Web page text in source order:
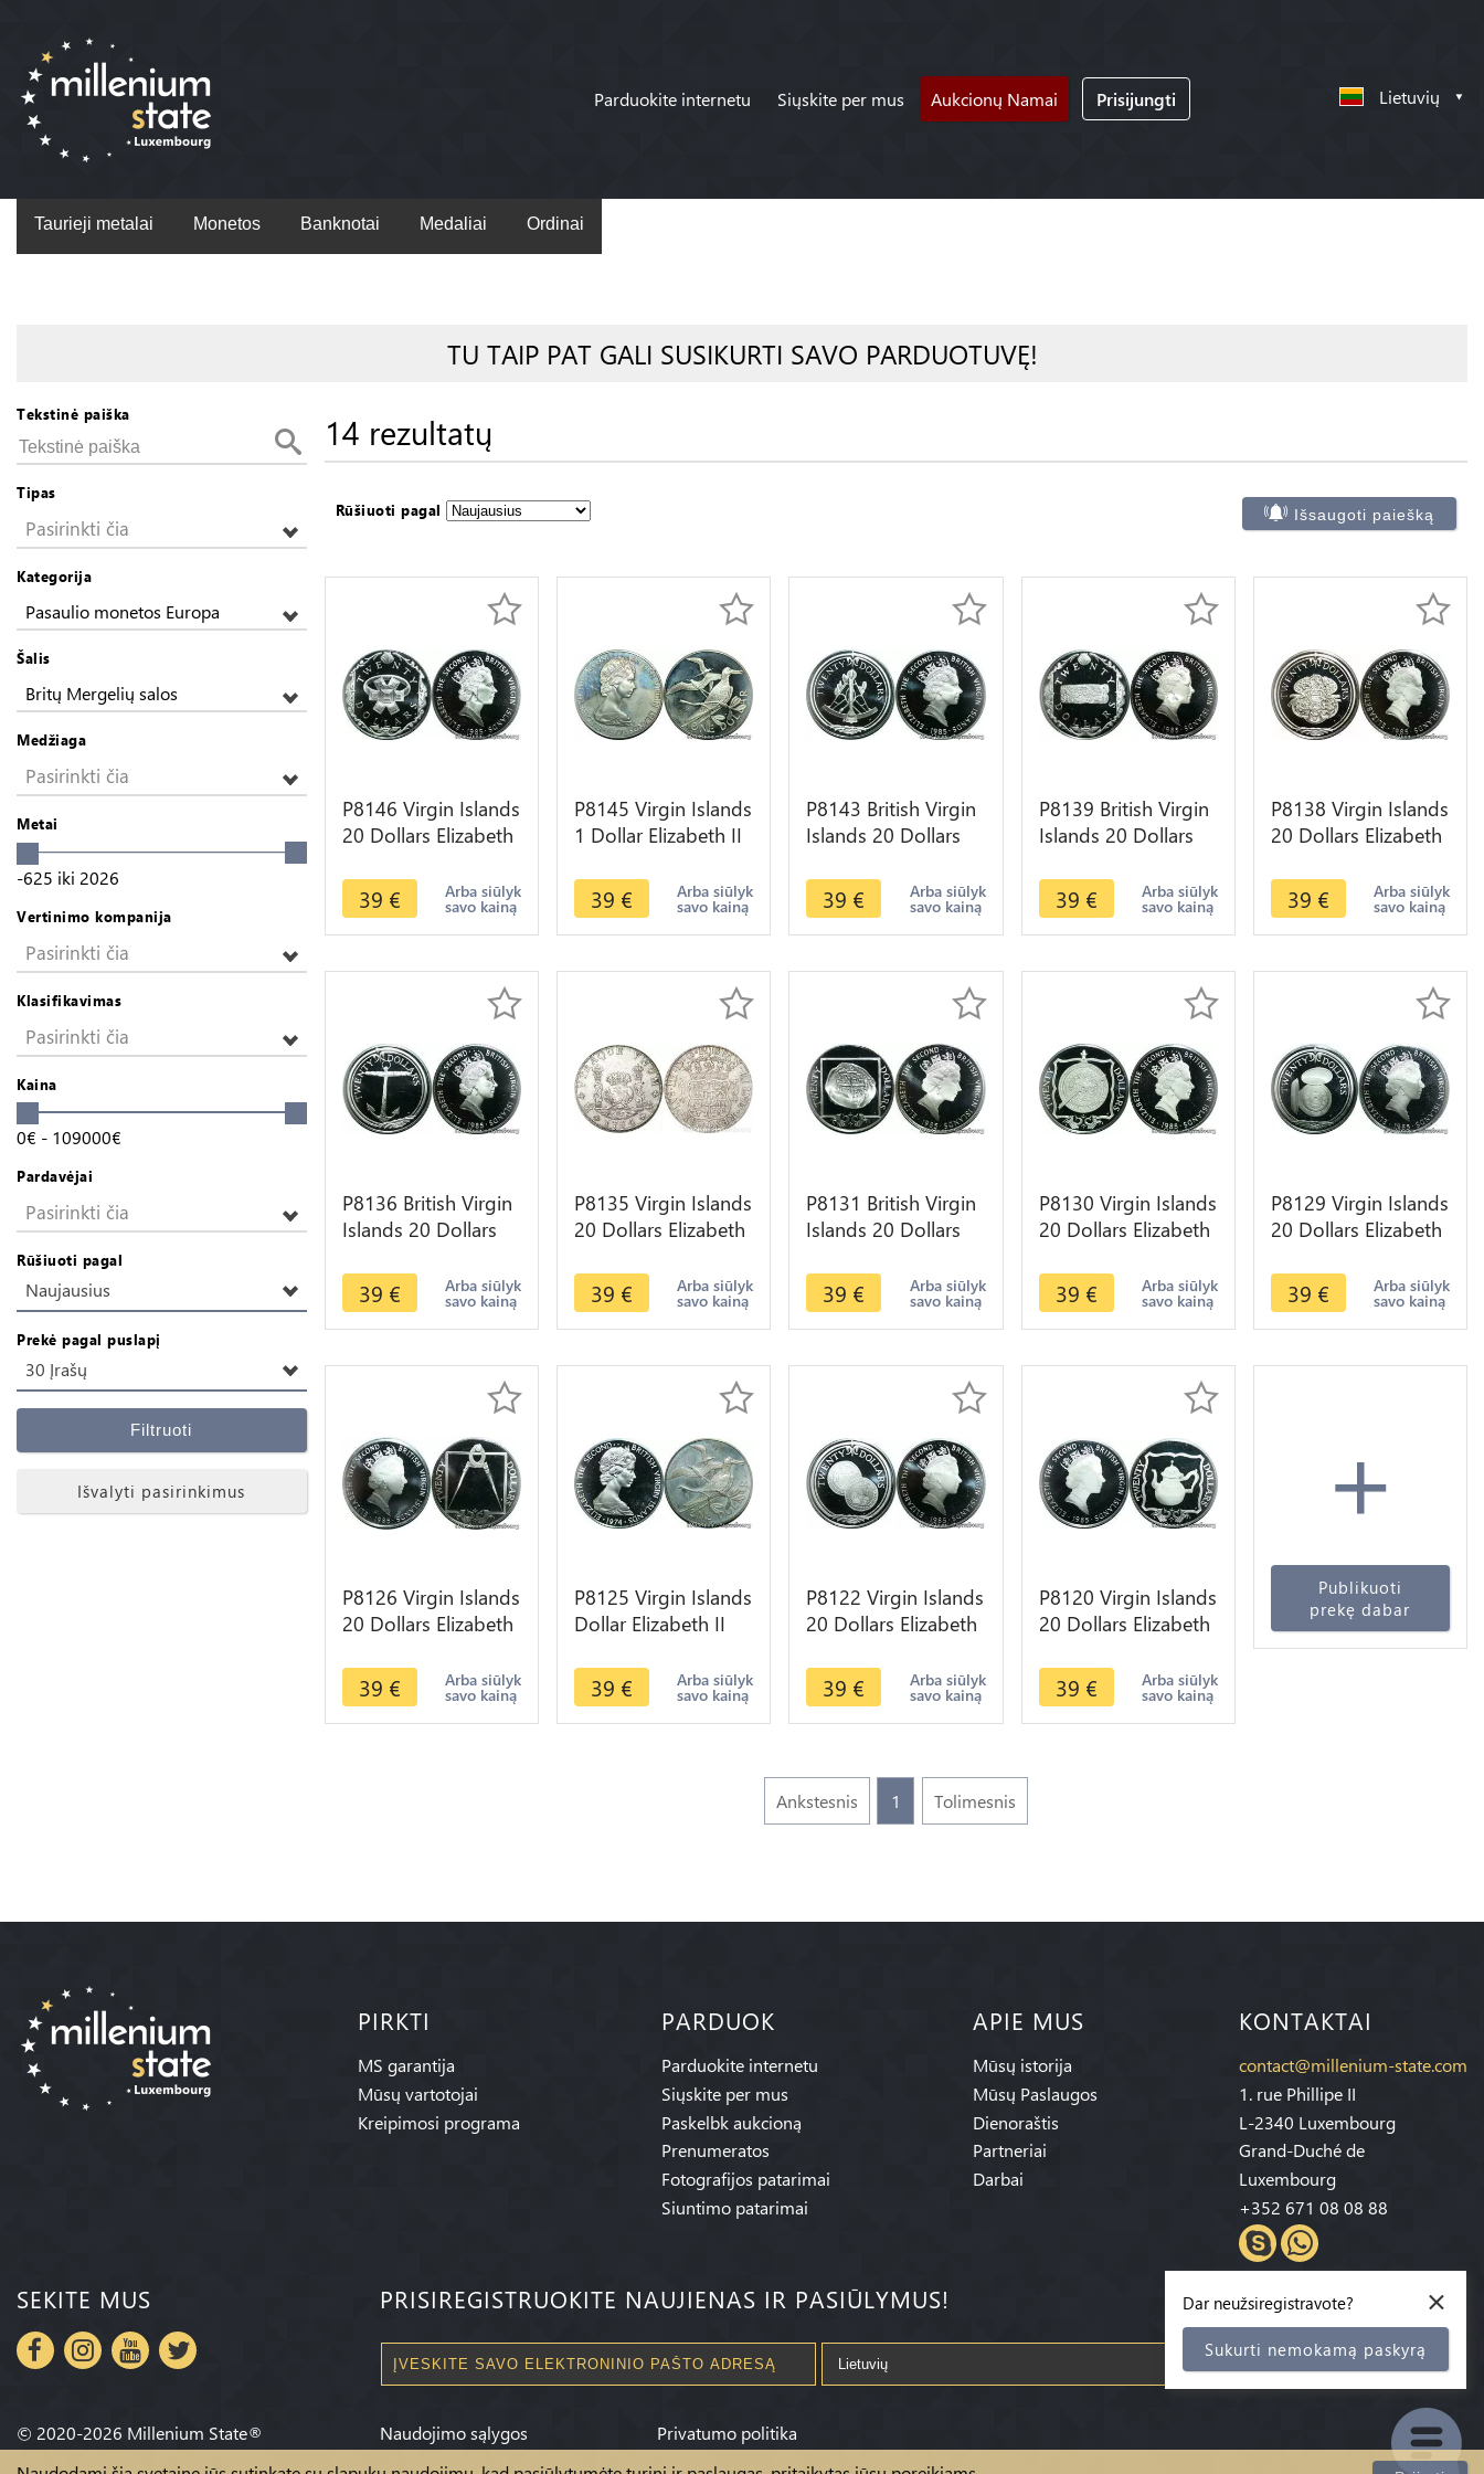
Parduokite internetu Siųskite per mus Aukcionų Namai Prisijungti Lietuvių
Taurieji metalai Monetos Banknotai Medaliai Ordinai
TU TAIP PAT GALI SUSIKURTI SAVO PARDUOTUVĘ!
Tekstinė paiška
Tipas
Pasirinkti čia
Kategorija
Pasaulio monetos Europa
Šalis
Britų Mergelių salos
Medžiaga
Pasirinkti čia
Metai
-625 iki 2026
Vertinimo kompanija
Pasirinkti čia
Klasifikavimas
Pasirinkti čia
Kaina
0€ - 109000€
Pardavėjai
Pasirinkti čia
Rūšiuoti pagal
Naujausius
Prekė pagal puslapį
30 Įrašų
Filtruoti
Išvalyti pasirinkimus
14 rezultatų
Rūšiuoti pagal Išsaugoti paiešką
P8146 Virgin Islands
20 Dollars Elizabeth
Silver PROOF
39 € Arba siūlyk
savo kainą
P8145 Virgin Islands
1 Dollar Elizabeth II
1977 S PROOF
39 € Arba siūlyk
savo kainą
P8143 British Virgin
Islands 20 Dollars
1985 Silver PROOF
39 € Arba siūlyk
savo kainą
P8139 British Virgin
Islands 20 Dollars
1985 Silver PROOF
39 € Arba siūlyk
savo kainą
P8138 Virgin Islands
20 Dollars Elizabeth
1985 Silver PROOF
39 € Arba siūlyk
savo kainą
P8136 British Virgin
Islands 20 Dollars
1985 Silver PROOF
39 € Arba siūlyk
savo kainą
P8135 Virgin Islands
20 Dollars Elizabeth
1985 Silver PROOF
39 € Arba siūlyk
savo kainą
P8131 British Virgin
Islands 20 Dollars
1985 Silver PROOF
39 € Arba siūlyk
savo kainą
P8130 Virgin Islands
20 Dollars Elizabeth
1985 S PROOF
39 € Arba siūlyk
savo kainą
P8129 Virgin Islands
20 Dollars Elizabeth
1985 Silver PROOF
39 € Arba siūlyk
savo kainą
P8126 Virgin Islands
20 Dollars Elizabeth
1985 Silver PROOF
39 € Arba siūlyk
savo kainą
P8125 Virgin Islands
Dollar Elizabeth II
1974 S PROOF
39 € Arba siūlyk
savo kainą
P8122 Virgin Islands
20 Dollars Elizabeth
Silver PROOF
39 € Arba siūlyk
savo kainą
P8120 Virgin Islands
20 Dollars Elizabeth
PROOF -> M offer
39 € Arba siūlyk
savo kainą
+
Publikuoti
prekę dabar
Ankstesnis 1 Tolimesnis
PIRKTI
MS garantija
Mūsų vartotojai
Kreipimosi programa
PARDUOK
Parduokite internetu
Siųskite per mus
Paskelbk aukcioną
Prenumeratos
Fotografijos patarimai
Siuntimo patarimai
APIE MUS
Mūsų istorija
Mūsų Paslaugos
Dienoraštis
Partneriai
Darbai
KONTAKTAI
contact@millenium-state.com
1. rue Phillipe II
L-2340 Luxembourg
Grand-Duché de
Luxembourg
+352 671 08 08 88
SEKITE MUS PRISIREGISTRUOKITE NAUJIENAS IR PASIŪLYMUS!
Prenumeruoti
© 2020-2026 Millenium State® Naudojimo sąlygos Privatumo politika
×
Dar neužsiregistravote?
Sukurti nemokamą paskyrą